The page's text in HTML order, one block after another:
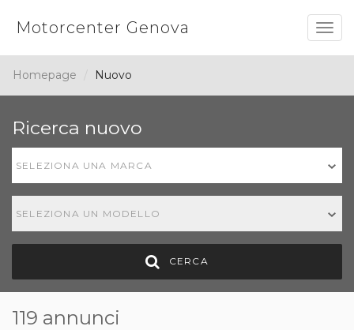
Motorcenter Genova
Homepage Nuovo
Ricerca nuovo
SELEZIONA UNA MARCA
SELEZIONA UN MODELLO
CERCA
119 annunci